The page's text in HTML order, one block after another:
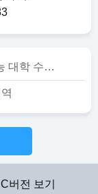
수시2 지원 전략 - 2. 지원 가능 대학 수준을 결정하라
버전 보기